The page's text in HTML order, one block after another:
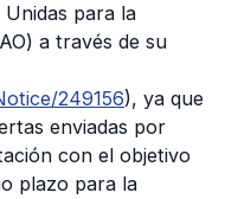
Unidas para la
a través de su
249156), ya que
enviadas por
con el objetivo
plazo para la